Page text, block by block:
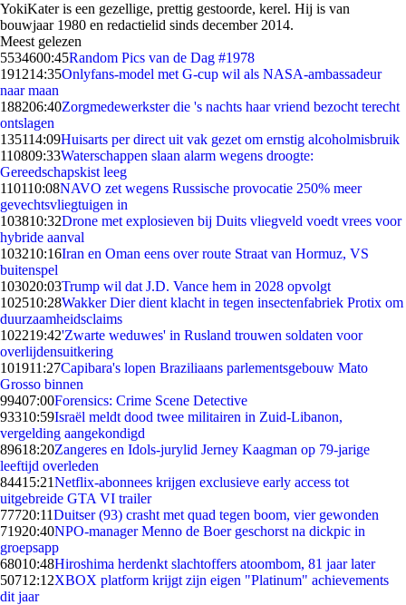
YokiKater is een gezellige, prettig gestoorde, kerel. Hij is van
bouwjaar 1980 en redactielid sinds december 2014.
Meest gelezen
5534600:45Random Pics van de Dag #1978
191214:35Onlyfans-model met G-cup wil als NASA-ambassadeur
naar maan
188206:40Zorgmedewerkster die 's nachts haar vriend bezocht terecht
ontslagen
135114:09Huisarts per direct uit vak gezet om ernstig alcoholmisbruik
110809:33Waterschappen slaan alarm wegens droogte:
Gereedschapskist leeg
110110:08NAVO zet wegens Russische provocatie 250% meer
gevechtsvliegtuigen in
103810:32Drone met explosieven bij Duits vliegveld voedt vrees voor
hybride aanval
103210:16Iran en Oman eens over route Straat van Hormuz, VS
buitenspel
103020:03Trump wil dat J.D. Vance hem in 2028 opvolgt
102510:28Wakker Dier dient klacht in tegen insectenfabriek Protix om
duurzaamheidsclaims
102219:42'Zwarte weduwes' in Rusland trouwen soldaten voor
overlijdensuitkering
101911:27Capibara's lopen Braziliaans parlementsgebouw Mato
Grosso binnen
99407:00Forensics: Crime Scene Detective
93310:59Israël meldt dood twee militairen in Zuid-Libanon,
vergelding aangekondigd
89618:20Zangeres en Idols-jurylid Jerney Kaagman op 79-jarige
leeftijd overleden
84415:21Netflix-abonnees krijgen exclusieve early access tot
uitgebreide GTA VI trailer
77720:11Duitser (93) crasht met quad tegen boom, vier gewonden
71920:40NPO-manager Menno de Boer geschorst na dickpic in
groepsapp
68010:48Hiroshima herdenkt slachtoffers atoombom, 81 jaar later
50712:12XBOX platform krijgt zijn eigen "Platinum" achievements
dit jaar